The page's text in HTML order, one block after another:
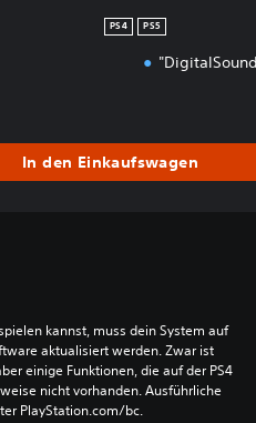
PS4 PS5
In den Einkaufswagen
kannst, muss dein System auf
aktualisiert werden. Zwar ist
einige Funktionen, die auf der PS4
nicht vorhanden. Ausführliche
PlayStation.com/bc.